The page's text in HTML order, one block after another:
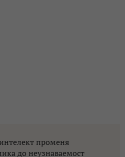
променя
до неузнаваемост